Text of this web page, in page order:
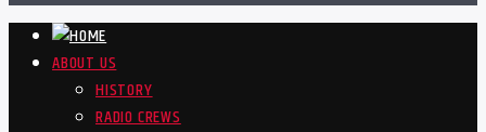
ABOUT US
HISTORY
RADIO CREWS